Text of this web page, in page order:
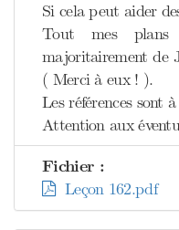
Si cela peut aider
Tout mes plans
majoritairement de
( Merci à eux ! ).
Les références sont
Attention aux
Fichier :
Leçon 162.pdf